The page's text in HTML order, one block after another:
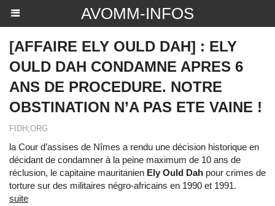
AVOMM-INFOS
[AFFAIRE ELY OULD DAH] : ELY
OULD DAH CONDAMNE APRES 6
ANS DE PROCEDURE. NOTRE
OBSTINATION N’A PAS ETE VAINE !
FIDH;ORG
la Cour d’assises de Nîmes a rendu une décision historique en
décidant de condamner à la peine maximum de 10 ans de
réclusion, le capitaine mauritanien Ely Ould Dah pour crimes de
torture sur des militaires négro-africains en 1990 et 1991.
suite